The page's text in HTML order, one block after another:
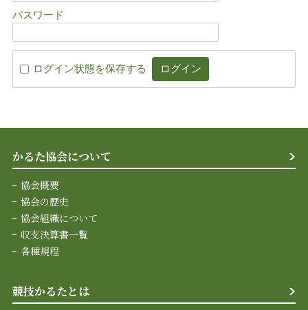
パスワード
ログイン状態を保存する
かるた協会について
協会概要
協会の歴史
協会組織について
収支決算書一覧
各種規程
競技かるたとは